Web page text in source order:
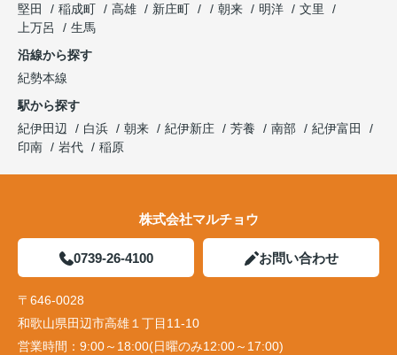
堅田
稲成町 高雄 新庄町 朝来 明洋
文里
上万呂
生馬
沿線から探す
紀勢本線
駅から探す
紀伊田辺
白浜 朝来 紀伊新庄 芳養 南部
紀伊富田
印南
岩代 稲原
株式会社マルチョウ
0739-26-4100 お問い合わせ
〒646-0028
和歌山県田辺市高雄１丁目11-10
営業時間： 9:00～18:00(日曜のみ12:00～17:00)